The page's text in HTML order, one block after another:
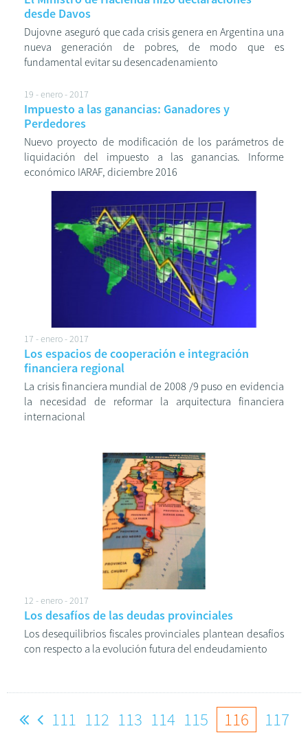
desde Davos
Dujovne aseguró que cada crisis genera en Argentina una
nueva generación de pobres, de modo que es
fundamental evitar su desencadenamiento
19 - enero - 2017
Impuesto a las ganancias: Ganadores y
Perdedores
Nuevo proyecto de modificación de los parámetros de
liquidación del impuesto a las ganancias. Informe
económico IARAF, diciembre 2016
17 - enero - 2017
Los espacios de cooperación e integración
financiera regional
La crisis financiera mundial de 2008 /9 puso en evidencia
la necesidad de reformar la arquitectura financiera
internacional
12 - enero - 2017
Los desafíos de las deudas provinciales
Los desequilibrios fiscales provinciales plantean desafíos
con respecto a la evolución futura del endeudamiento
111 112 113 114 115 116
117